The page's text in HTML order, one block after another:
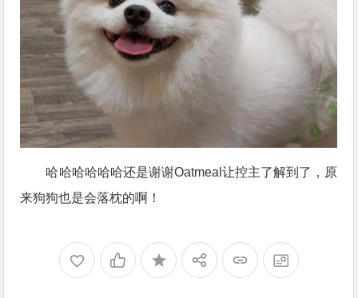
哈哈哈哈哈哈还是谢谢Oatmeal让控主了解到了，原
来狗狗也是会落枕的啊！